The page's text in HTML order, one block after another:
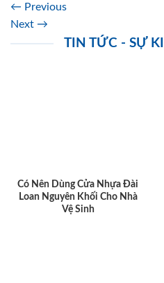
← Previous
Next →
TIN TỨC - SỰ
Có Nên Dùng Cửa Nhựa Đài
Loan Nguyên Khối Cho Nhà
Vệ Sinh